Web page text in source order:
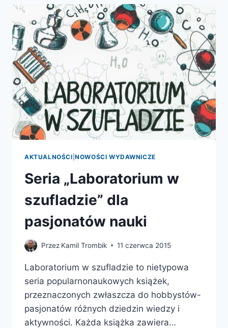
ODKRYWCÓW
AKTUALNOŚCI |NOWOŚCI WYDAWNICZE
Seria „Laboratorium w
szufladzie” dla
pasjonatów nauki
Przez Kamil Trombik 11 czerwca 2015
Laboratorium w szufladzie to nietypowa
seria popularnonaukowych książek,
przeznaczonych zwłaszcza do hobbystów-
pasjonatów różnych dziedzin wiedzy i
aktywności. Każda książka zawiera…